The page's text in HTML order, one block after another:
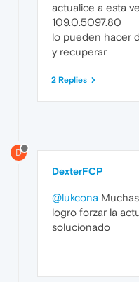
actualice a esta
109.0.5097.80
lo pueden hacer
y recuperar
2 Replies
D
DexterFCP
@lukcona
logro forzar la
solucionado